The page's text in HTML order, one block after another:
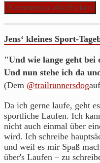
Jens‘ kleines Sport-
"Und wie lange geht bei
Und nun stehe ich da
(Dem @trailrunnersdog
Da ich gerne laufe, geht
sportliche Laufen. Ich
nicht auch einmal über
wird. Ich schreibe
und weil es mir Spaß
über's Laufen – zu